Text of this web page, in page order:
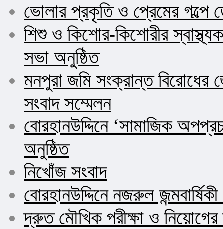
ভোলার প্রকৃতি ও প্রেমের গল্পে
শিশু ও কিশোর-কিশোরীর
সভা অনুষ্ঠিত
মনপুরা জমি সংক্রান্ত বিরোধের
সংবাদ সম্মেলন
বোরহানউদ্দিনে ‘সামাজিক
অনুষ্ঠিত
নিখোঁজ সংবাদ
বোরহানউদ্দিনে নজরুল
দ্রুত মৌখিক পরীক্ষা ও